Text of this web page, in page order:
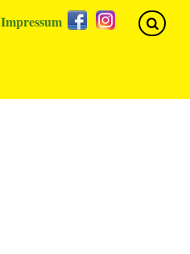
Impressum FacebookInstagram